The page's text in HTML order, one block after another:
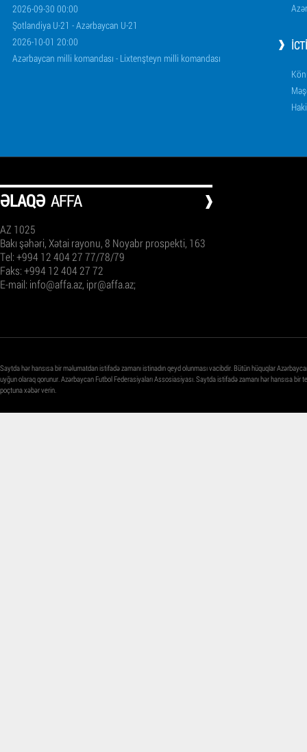
2026-09-30 00:00
Şotlandiya U-21 - Azərbaycan U-21
2026-10-01 20:00
Azərbaycan milli komandası - Lixtenşteyn milli komandası
ƏLAQƏ AFFA
AZ 1025
Bakı şəhəri, Xətai rayonu, 8 Noyabr prospekti, 163
Tel: +994 12 404 27 77/78/79
Faks: +994 12 404 27 72
E-mail: info@affa.az, ipr@affa.az;
Saytda hər hansısa bir məlumatdan istifadə zamanı istinadın qeyd olunması vacibdir. Bütün hüquqlar
uyğun olaraq qorunur. Azərbaycan Futbol Federasiyaları Assosiasiyası. Saytda istifadə zamanı hər hansısa
poçtuna xəbər verin.